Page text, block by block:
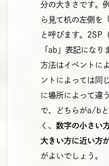
分の大きさです。
ら見て机の左側を
と呼びます。2SP
「ab」表記になり
方法はイベントに
ントによっては同
に場所によって違
で、どちらがa/b
く、 数字の小さい
大きい方に近い方
がよいでしょう。